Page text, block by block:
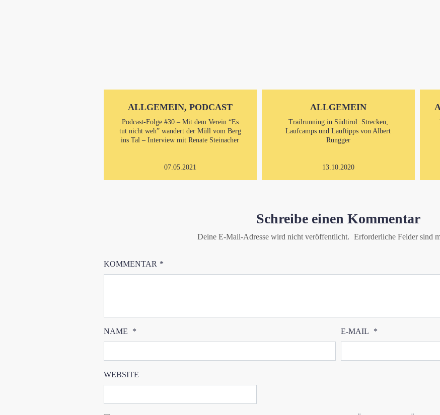
ALLGEMEIN, PODCAST
Podcast-Folge #30 – Mit dem Verein “Es
tut nicht weh” wandert der Müll vom Berg
ins Tal – Interview mit Renate Steinacher
07.05.2021
ALLGEMEIN
Trailrunning in Südtirol: Strecken,
Laufcamps und Lauftipps von Albert
Rungger
13.10.2020
Schreibe einen Kommentar
Deine E-Mail-Adresse wird nicht veröffentlicht. Erforderliche Felder sind
KOMMENTAR *
NAME * E-MAIL *
WEBSITE